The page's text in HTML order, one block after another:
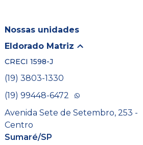
Nossas unidades
Eldorado Matriz
CRECI 1598-J
(19) 3803-1330
(19) 99448-6472
Avenida Sete de Setembro, 253 -
Centro
Sumaré/SP